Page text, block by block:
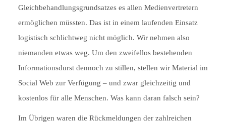
Gleichbehandlungsgrundsatzes es allen Medienvertretern
ermöglichen müssten. Das ist in einem laufenden Einsatz
logistisch schlichtweg nicht möglich. Wir nehmen also
niemanden etwas weg. Um den zweifellos bestehenden
Informationsdurst dennoch zu stillen, stellen wir Material im
Social Web zur Verfügung – und zwar gleichzeitig und
kostenlos für alle Menschen. Was kann daran falsch sein?
Im Übrigen waren die Rückmeldungen der zahlreichen